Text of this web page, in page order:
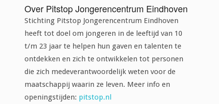
Over Pitstop Jongerencentrum Eindhoven
Stichting Pitstop Jongerencentrum Eindhoven
heeft tot doel om jongeren in de leeftijd van 10
t/m 23 jaar te helpen hun gaven en talenten te
ontdekken en zich te ontwikkelen tot personen
die zich medeverantwoordelijk weten voor de
maatschappij waarin ze leven. Meer info en
openingstijden: pitstop.nl